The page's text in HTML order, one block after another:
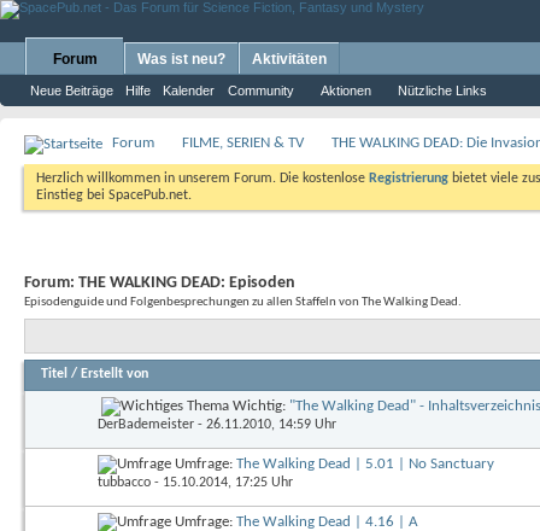
Forum
Neue Beiträge Hilfe Kalender Community Aktionen Nützliche Links
Was ist neu? Aktivitäten
Forum FILME, SERIEN & TV THE WALKING DEAD: Die
Herzlich willkommen in unserem Forum. Die kostenlose Registrierung bietet viele
Einstieg bei SpacePub.net.
Forum: THE WALKING DEAD: Episoden
Episodenguide und Folgenbesprechungen zu allen Staffeln von The Walking Dead.
Titel / Erstellt von
Wichtig: "The Walking Dead" -
DerBademeister - 26.11.2010, 14:59 Uhr
Umfrage: The Walking Dead | 5.01 | No Sanctuary
tubbacco - 15.10.2014, 17:25 Uhr
Umfrage: The Walking Dead | 4.16 | A